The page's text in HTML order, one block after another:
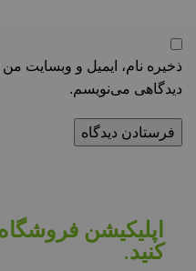
ذخیره نام، ایمیل و وبسایت
دیدگاهی می‌نویسم.
اپلیکیشن
کنید.